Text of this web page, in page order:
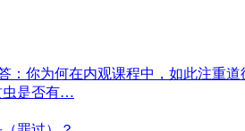
：你为何在内观课程中，如此注重
虫是否有…